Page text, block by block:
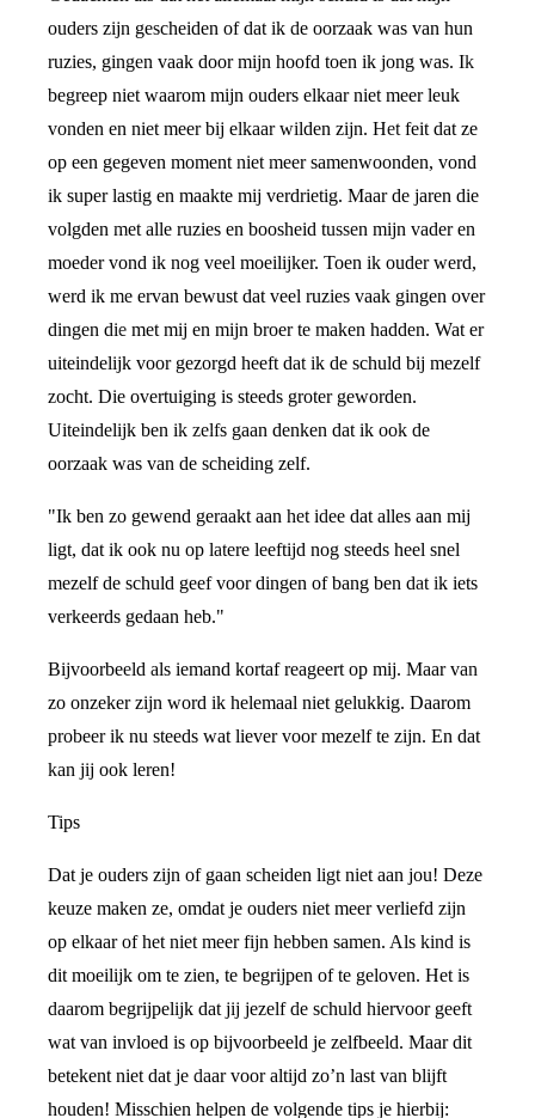
ouders zijn gescheiden of dat ik de oorzaak was van hun
ruzies, gingen vaak door mijn hoofd toen ik jong was. Ik
begreep niet waarom mijn ouders elkaar niet meer leuk
vonden en niet meer bij elkaar wilden zijn. Het feit dat ze
op een gegeven moment niet meer samenwoonden, vond
ik super lastig en maakte mij verdrietig. Maar de jaren die
volgden met alle ruzies en boosheid tussen mijn vader en
moeder vond ik nog veel moeilijker. Toen ik ouder werd,
werd ik me ervan bewust dat veel ruzies vaak gingen over
dingen die met mij en mijn broer te maken hadden. Wat er
uiteindelijk voor gezorgd heeft dat ik de schuld bij mezelf
zocht. Die overtuiging is steeds groter geworden.
Uiteindelijk ben ik zelfs gaan denken dat ik ook de
oorzaak was van de scheiding zelf.
"Ik ben zo gewend geraakt aan het idee dat alles aan mij
ligt, dat ik ook nu op latere leeftijd nog steeds heel snel
mezelf de schuld geef voor dingen of bang ben dat ik iets
verkeerds gedaan heb."
Bijvoorbeeld als iemand kortaf reageert op mij. Maar van
zo onzeker zijn word ik helemaal niet gelukkig. Daarom
probeer ik nu steeds wat liever voor mezelf te zijn. En dat
kan jij ook leren!
Tips
Dat je ouders zijn of gaan scheiden ligt niet aan jou! Deze
keuze maken ze, omdat je ouders niet meer verliefd zijn
op elkaar of het niet meer fijn hebben samen. Als kind is
dit moeilijk om te zien, te begrijpen of te geloven. Het is
daarom begrijpelijk dat jij jezelf de schuld hiervoor geeft
wat van invloed is op bijvoorbeeld je zelfbeeld. Maar dit
betekent niet dat je daar voor altijd zo’n last van blijft
houden! Misschien helpen de volgende tips je hierbij: